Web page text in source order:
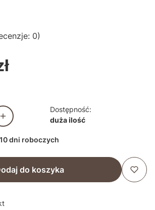
0)
Dostępność:
duża ilość
dni roboczych
do koszyka